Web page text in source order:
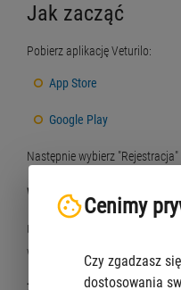
Jak zacząć
Pobierz aplikację Veturilo:
App Store
Google Play
Następnie wybierz
Wypożyczenie
Uruchom aplikację, a
wypożyczyć jednocześnie do
Cenimy
Czy zgadzasz
dostosowania